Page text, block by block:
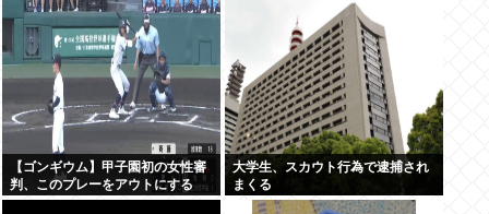
【ゴンギウム】甲子園初の女性審
判、このプレーをアウトにする
www
大学生、スカウト行為で逮捕され
まくる